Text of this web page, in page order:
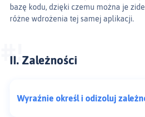
bazę kodu, dzięki czemu można je
różne wdrożenia tej samej aplikacji.
II. Zależności
Wyraźnie określ i odizoluj